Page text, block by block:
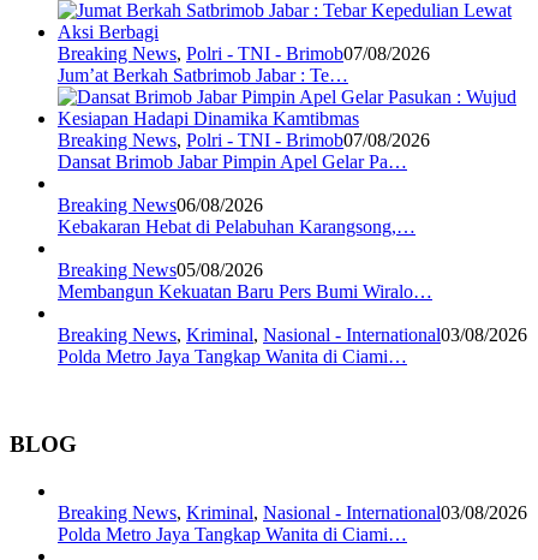
Breaking News, Polri - TNI - Brimob07/08/2026
Jum’at Berkah Satbrimob Jabar : Te…
Breaking News, Polri - TNI - Brimob07/08/2026
Dansat Brimob Jabar Pimpin Apel Gelar Pa…
Breaking News06/08/2026
Kebakaran Hebat di Pelabuhan Karangsong,…
Breaking News05/08/2026
Membangun Kekuatan Baru Pers Bumi Wiralo…
Breaking News, Kriminal, Nasional - International03/08/2026
Polda Metro Jaya Tangkap Wanita di Ciami…
BLOG
Breaking News, Kriminal, Nasional - International03/08/2026
Polda Metro Jaya Tangkap Wanita di Ciami…